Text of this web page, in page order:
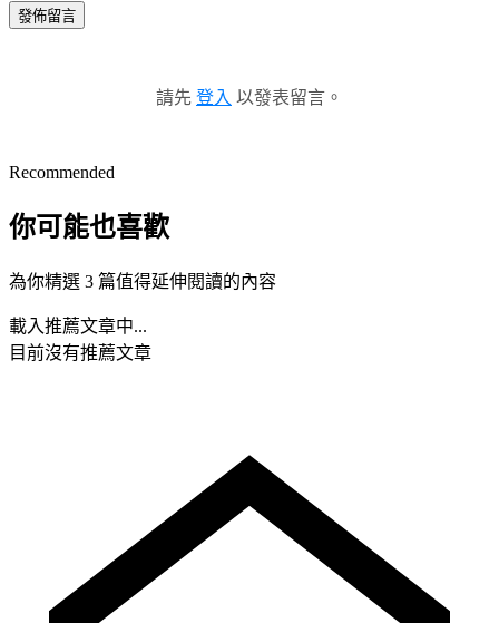
發佈留言
請先 登入 以發表留言。
Recommended
你可能也喜歡
為你精選 3 篇值得延伸閱讀的內容
載入推薦文章中...
目前沒有推薦文章